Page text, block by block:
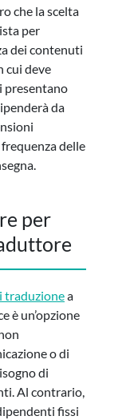
che la scelta
per
dei contenuti
cui deve
presentano
da
frequenza delle
per
traduzionea
è un’opzione
o di
di
Al contrario,
fissi